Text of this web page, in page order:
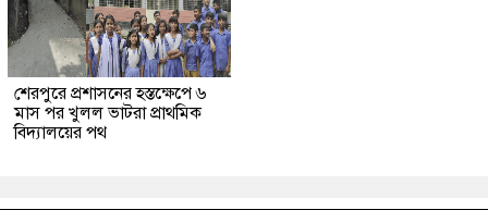
শেরপুরে প্রশাসনের হস্তক্ষেপে ৬
মাস পর খুলল ভাটরা প্রাথমিক
বিদ্যালয়ের পথ